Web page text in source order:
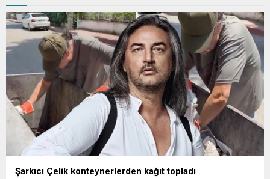
Şarkıcı Çelik konteynerlerden kağıt topladı